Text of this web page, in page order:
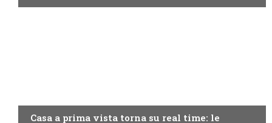
Casa a prima vista torna su real time: le